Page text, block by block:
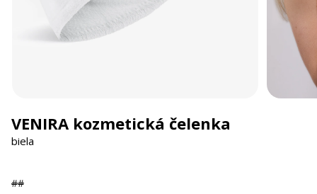
##
VENIRA kozmetická čelenka
biela